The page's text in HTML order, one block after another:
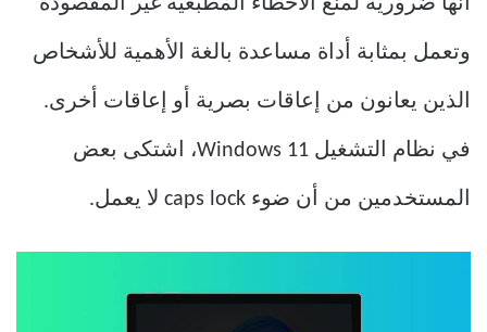
أنها ضرورية لمنع الأخطاء المطبعية غير المقصودة
وتعمل بمثابة أداة مساعدة بالغة الأهمية للأشخاص
الذين يعانون من إعاقات بصرية أو إعاقات أخرى.
في نظام التشغيل Windows 11، اشتكى بعض
المستخدمين من أن ضوء caps lock لا يعمل.